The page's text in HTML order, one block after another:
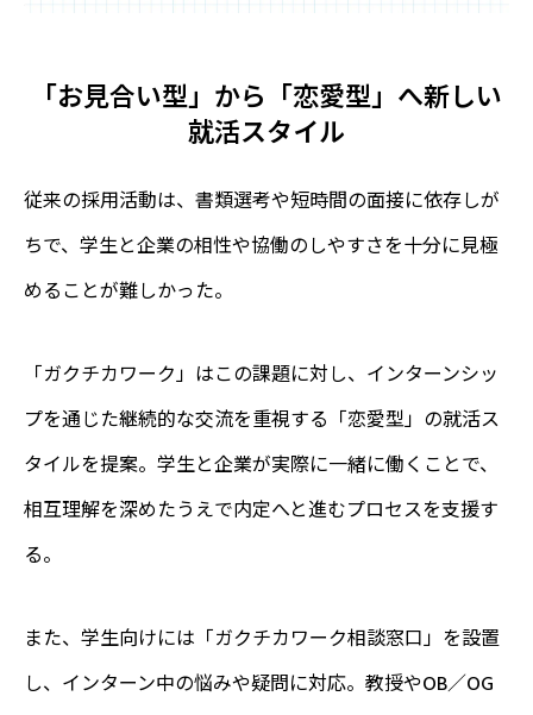
「お見合い型」から「恋愛型」へ新しい
就活スタイル
従来の採用活動は、書類選考や短時間の面接に依存しが
ちで、学生と企業の相性や協働のしやすさを十分に見極
めることが難しかった。
「ガクチカワーク」はこの課題に対し、インターンシッ
プを通じた継続的な交流を重視する「恋愛型」の就活ス
タイルを提案。学生と企業が実際に一緒に働くことで、
相互理解を深めたうえで内定へと進むプロセスを支援す
る。
また、学生向けには「ガクチカワーク相談窓口」を設置
し、インターン中の悩みや疑問に対応。教授やOB／OG